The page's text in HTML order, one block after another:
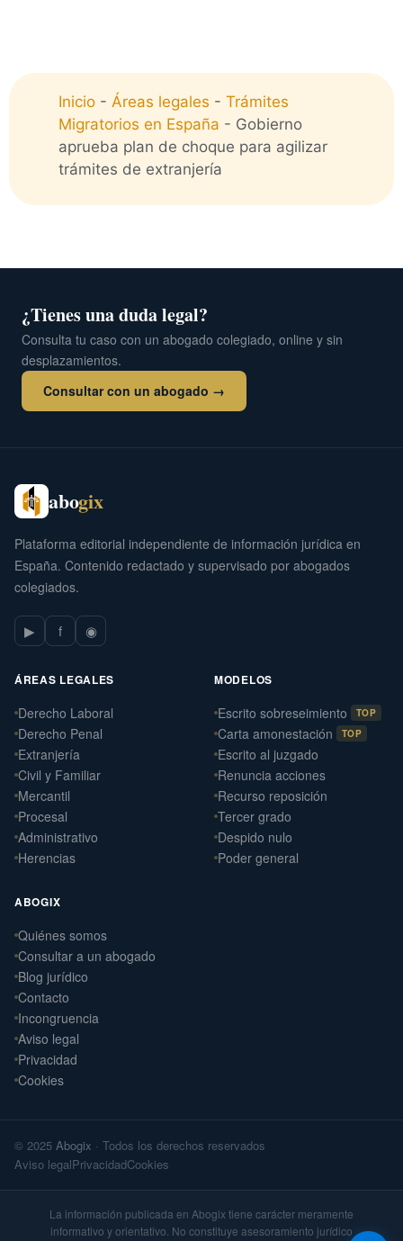
Inicio - Áreas legales - Trámites
Migratorios en España - Gobierno
aprueba plan de choque para agilizar
trámites de extranjería
¿Tienes una duda legal?
Consulta tu caso con un abogado colegiado, online y sin
desplazamientos.
Consultar con un abogado →
abogix
Plataforma editorial independiente de información jurídica en
España. Contenido redactado y supervisado por abogados
colegiados.
▶ f ◉
ÁREAS LEGALES
Derecho Laboral
Derecho Penal
Extranjería
Civil y Familiar
Mercantil
Procesal
Administrativo
Herencias
MODELOS
Escrito sobreseimiento TOP
Carta amonestación TOP
Escrito al juzgado
Renuncia acciones
Recurso reposición
Tercer grado
Despido nulo
Poder general
ABOGIX
Quiénes somos
Consultar a un abogado
Blog jurídico
Contacto
Incongruencia
Aviso legal
Privacidad
Cookies
© 2025 Abogix · Todos los derechos reservados
Aviso legalPrivacidadCookies
La información publicada en Abogix tiene carácter meramente
informativo y orientativo. No constituye asesoramiento jurídico
Daniel Ramos Illanes
Derecho Laboral
📍 Sevilla
Laterna Abogados
📍 Santiago de Compostela
Arteaga Abogados
Derecho Civil